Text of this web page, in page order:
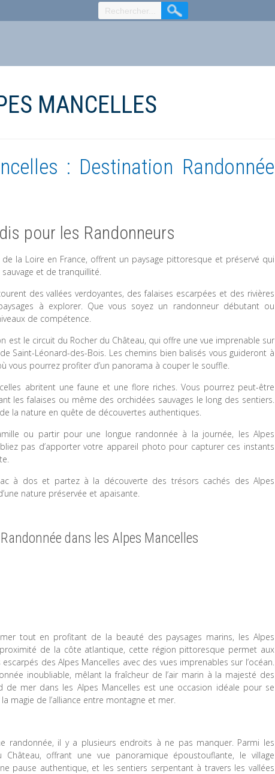
MANCELLES
: Destination Randonnée
pour les Randonneurs
la Loire en France, offrent un paysage pittoresque et préservé qui
et de tranquillité.
des vallées verdoyantes, des falaises escarpées et des rivières
à explorer. Que vous soyez un randonneur débutant ou
de compétence.
est le circuit du Rocher du Château, qui offre une vue imprenable sur
Saint-Léonard-des-Bois. Les chemins bien balisés vous guideront à
vous pourrez profiter d’un panorama à couper le souffle.
abritent une faune et une flore riches. Vous pourrez peut-être
les falaises ou même des orchidées sauvages le long des sentiers.
la nature en quête de découvertes authentiques.
ou partir pour une longue randonnée à la journée, les Alpes
pas d’apporter votre appareil photo pour capturer ces instants
à dos et partez à la découverte des trésors cachés des Alpes
nature préservée et apaisante.
dans les Alpes Mancelles
tout en profitant de la beauté des paysages marins, les Alpes
de la côte atlantique, cette région pittoresque permet aux
des Alpes Mancelles avec des vues imprenables sur l’océan.
inoubliable, mêlant la fraîcheur de l’air marin à la majesté des
de mer dans les Alpes Mancelles est une occasion idéale pour se
magie de l’alliance entre montagne et mer.
randonnée, il y a plusieurs endroits à ne pas manquer. Parmi les
offrant une vue panoramique époustouflante, le village
pause authentique, et les sentiers serpentant à travers les vallées